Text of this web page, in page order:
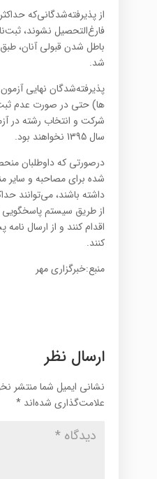
فارغ‌التحصیل‌ نشوند،
باطل شدن‌ قبولی‌ آنان،
شد.
ها) حتی در صورت عدم
شركت و انتخاب رشته در
سال 1395 نخواهند بود
.
درصورتی كه داوطلبان
شده برای مصاحبه و سایر
از طریق سیستم پاسخگویی
اقدام کنند و از ارسال
کنند.
منبع:خبرگزاری مهر
ارسال نظر
نشانی ایمیل شما منتشر
علامت‌گذاری شده‌اند *